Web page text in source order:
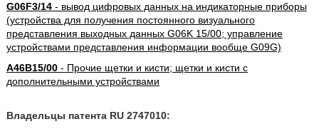
G06F3/14- вывод цифровых данных на индикаторные приборы
(устройства для получения постоянного визуального
представления выходных данных G06K 15/00; управление
устройствами представления информации вообще G09G)
A46B15/00- Прочие щетки и кисти; щетки и кисти с
дополнительными устройствами
Владельцы патента RU 2747010: